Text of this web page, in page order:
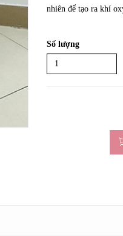
nhiên để tạo ra khí
Số lượng